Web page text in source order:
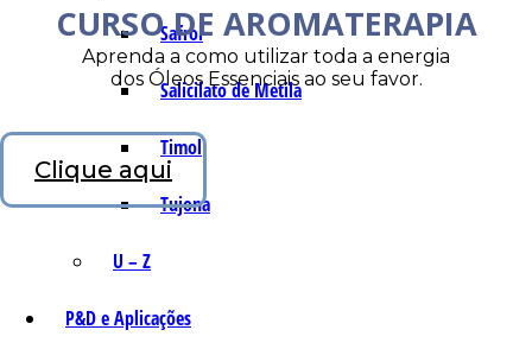
Safrol
Salicilato de Metila
Timol
Tujona
U – Z
P&D e Aplicações
CURSO DE AROMATERAPIA
Aprenda a como utilizar toda a energia
dos Óleos Essenciais ao seu favor.
Clique aqui